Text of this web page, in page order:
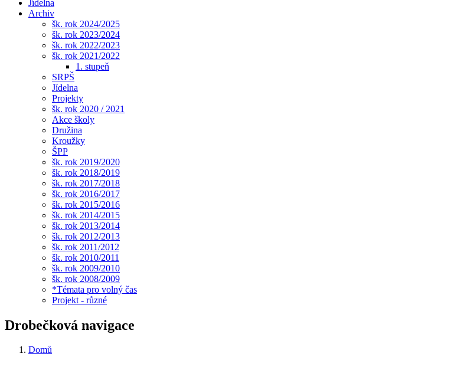
Jídelna
Archiv
šk. rok 2024/2025
šk. rok 2023/2024
šk. rok 2022/2023
šk. rok 2021/2022
1. stupeň
SRPŠ
Jídelna
Projekty
šk. rok 2020 / 2021
Akce školy
Družina
Kroužky
ŠPP
šk. rok 2019/2020
šk. rok 2018/2019
šk. rok 2017/2018
šk. rok 2016/2017
šk. rok 2015/2016
šk. rok 2014/2015
šk. rok 2013/2014
šk. rok 2012/2013
šk. rok 2011/2012
šk. rok 2010/2011
šk. rok 2009/2010
šk. rok 2008/2009
*Témata pro volný čas
Projekt - různé
Drobečková navigace
Domů